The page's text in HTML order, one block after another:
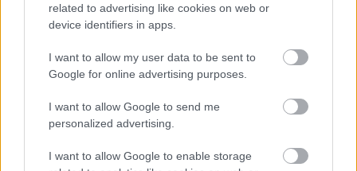
related to advertising like cookies on web or
device identifiers in apps.
I want to allow my user data to be sent to
Google for online advertising purposes.
I want to allow Google to send me
personalized advertising.
I want to allow Google to enable storage
A programban részt vesznek veszprémi, várpalotai
és balatonfüredi iskolák, mindegyik csoportnak 10-
15 perces fellépése van az előadásban. A Petőfi
Színház színészei (Halas Adelaida, Módri Györgyi,
Csarnóy Zsuzsanna, Máté P. Gábor, Keresztes
Gábor, Szeles József
) szakmai segítséget nyújtanak
az iskolák csoportjainak az előadás létrehozásához.
Májusban az általános iskolások számára is